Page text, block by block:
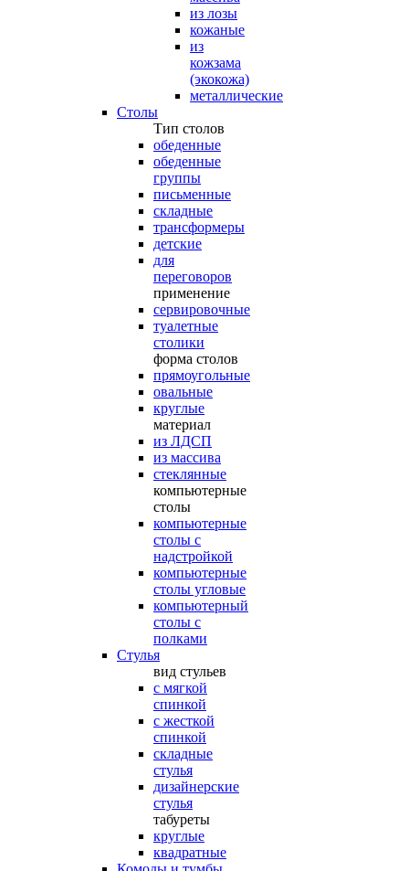
из лозы
кожаные
из
кожзама
(экокожа)
металлические
Столы
Тип столов
обеденные
обеденные
группы
письменные
складные
трансформеры
детские
для
переговоров
применение
сервировочные
туалетные
столики
форма столов
прямоугольные
овальные
круглые
материал
из ЛДСП
из массива
стеклянные
компьютерные
столы
компьютерные
столы с
надстройкой
компьютерные
столы угловые
компьютерный
столы с
полками
Стулья
вид стульев
с мягкой
спинкой
с жесткой
спинкой
складные
стулья
дизайнерские
стулья
табуреты
круглые
квадратные